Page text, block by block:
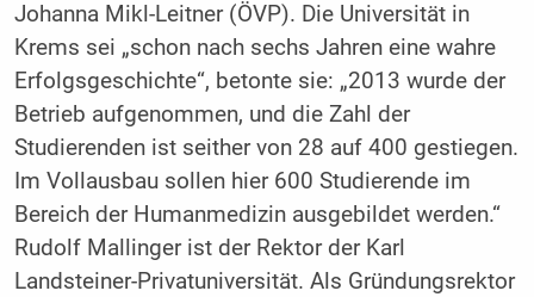
Johanna Mikl-Leitner (ÖVP). Die Universität in
Krems sei „schon nach sechs Jahren eine wahre
Erfolgsgeschichte“, betonte sie: „2013 wurde der
Betrieb aufgenommen, und die Zahl der
Studierenden ist seither von 28 auf 400 gestiegen.
Im Vollausbau sollen hier 600 Studierende im
Bereich der Humanmedizin ausgebildet werden.“
Rudolf Mallinger ist der Rektor der Karl
Landsteiner-Privatuniversität. Als Gründungsrektor